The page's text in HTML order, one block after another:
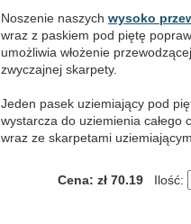
Noszenie naszych wysoko
wraz z paskiem pod piętę
umożliwia włożenie
zwyczajnej skarpety.
Jeden pasek uziemiający pod
wystarcza do uziemienia całego
wraz ze skarpetami
Cena: zł 70.19 Ilość: